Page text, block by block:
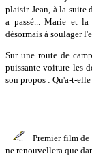
plaisir. Jean, à la suite
a passé... Marie et la
désormais à soulager
Sur une route de
puissante voiture les
son propos : Qu'a-t-elle
Premier film
ne renouvellera que